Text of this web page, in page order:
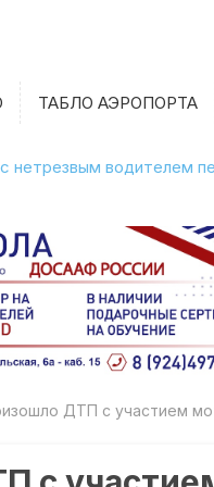
ТАБЛО АЭРОПОРТА
нетрезвым водителем
ДТП с участием